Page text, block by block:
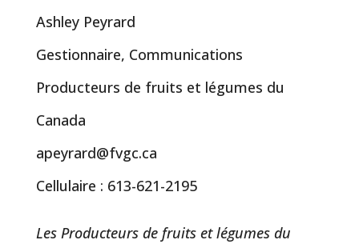
Ashley Peyrard
Gestionnaire, Communications
Producteurs de fruits et légumes du
Canada
apeyrard@fvgc.ca
Cellulaire : 613-621-2195
Les Producteurs de fruits et légumes du